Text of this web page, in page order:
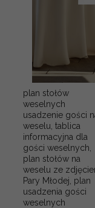
plan stołów
weselnych
usadzenie gości
weselu, tablica
informacyjna dla
gości weselnych,
plan stołów na
weselu ze
Pary Młodej, plan
usadzenia gości
weselnych